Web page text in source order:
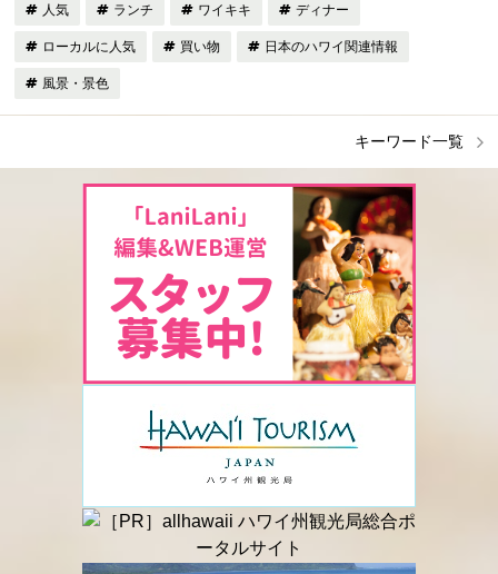
人気 ランチ ワイキキ ディナー
ローカルに人気 買い物 日本のハワイ関連情報
風景・景色
キーワード一覧